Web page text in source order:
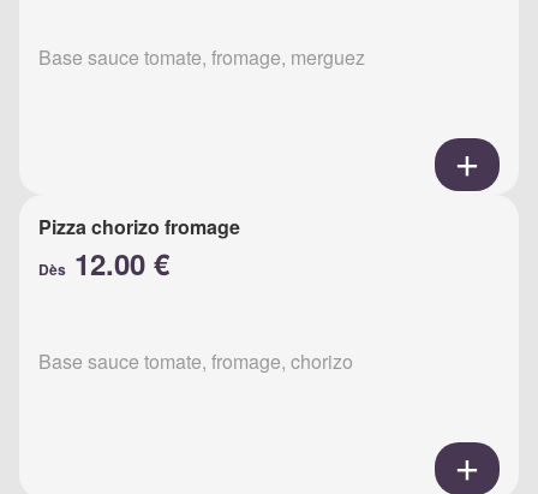
Base sauce tomate, fromage, merguez
Pizza chorizo fromage
Dès 12.00 €
Base sauce tomate, fromage, chorizo